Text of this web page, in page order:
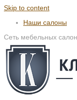
Skip to content
Наши салоны
Сеть мебельных